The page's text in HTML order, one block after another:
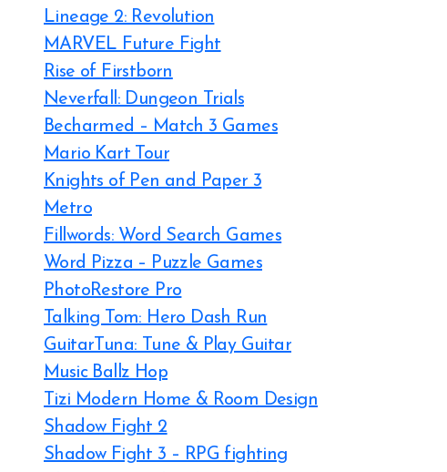
Lineage 2: Revolution
MARVEL Future Fight
Rise of Firstborn
Neverfall: Dungeon Trials
Becharmed – Match 3 Games
Mario Kart Tour
Knights of Pen and Paper 3
Metro
Fillwords: Word Search Games
Word Pizza – Puzzle Games
PhotoRestore Pro
Talking Tom: Hero Dash Run
GuitarTuna: Tune & Play Guitar
Music Ballz Hop
Tizi Modern Home & Room Design
Shadow Fight 2
Shadow Fight 3 – RPG fighting